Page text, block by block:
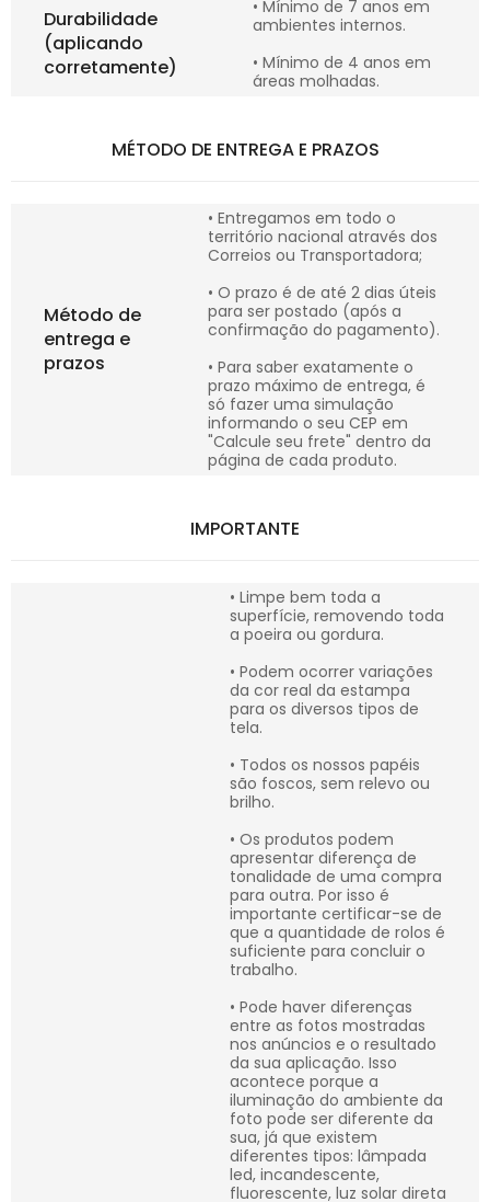
Durabilidade
(aplicando
corretamente)
• Mínimo de 7 anos em
ambientes internos.
• Mínimo de 4 anos em
áreas molhadas.
MÉTODO DE ENTREGA E PRAZOS
Método de
entrega e
prazos
• Entregamos em todo o
território nacional através dos
Correios ou Transportadora;
• O prazo é de até 2 dias úteis
para ser postado (após a
confirmação do pagamento).
• Para saber exatamente o
prazo máximo de entrega, é
só fazer uma simulação
informando o seu CEP em
"Calcule seu frete" dentro da
página de cada produto.
IMPORTANTE
• Limpe bem toda a
superfície, removendo toda
a poeira ou gordura.
• Podem ocorrer variações
da cor real da estampa
para os diversos tipos de
tela.
• Todos os nossos papéis
são foscos, sem relevo ou
brilho.
• Os produtos podem
apresentar diferença de
tonalidade de uma compra
para outra. Por isso é
importante certificar-se de
que a quantidade de rolos é
suficiente para concluir o
trabalho.
• Pode haver diferenças
entre as fotos mostradas
nos anúncios e o resultado
da sua aplicação. Isso
acontece porque a
iluminação do ambiente da
foto pode ser diferente da
sua, já que existem
diferentes tipos: lâmpada
led, incandescente,
fluorescente, luz solar direta